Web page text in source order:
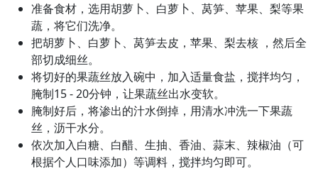
准备食材，选用胡萝卜、白萝卜、莴笋、苹果、梨等果
蔬，将它们洗净。
把胡萝卜、白萝卜、莴笋去皮，苹果、梨去核 ，然后全
部切成细丝。
将切好的果蔬丝放入碗中，加入适量食盐，搅拌均匀，
腌制15 - 20分钟，让果蔬丝出水变软。
腌制好后，将渗出的汁水倒掉，用清水冲洗一下果蔬
丝，沥干水分。
依次加入白糖、白醋、生抽、香油、蒜末、辣椒油（可
根据个人口味添加）等调料，搅拌均匀即可。